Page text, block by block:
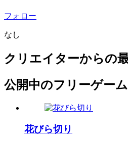
フォロー
なし
クリエイターからの
公開中のフリーゲー
花びら切り